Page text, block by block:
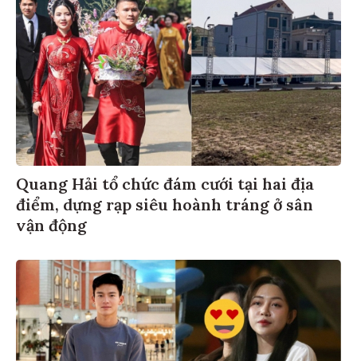
Quang Hải tổ chức đám cưới tại hai địa
điểm, dựng rạp siêu hoành tráng ở sân
vận động